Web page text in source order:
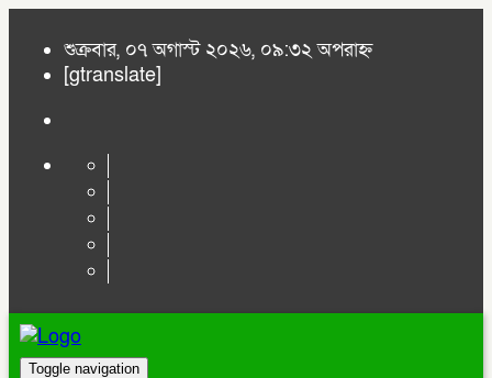
শুক্রবার, ০৭ অগাস্ট ২০২৬, ০৯:৩২ অপরাহ্ন
[gtranslate]
Toggle navigation